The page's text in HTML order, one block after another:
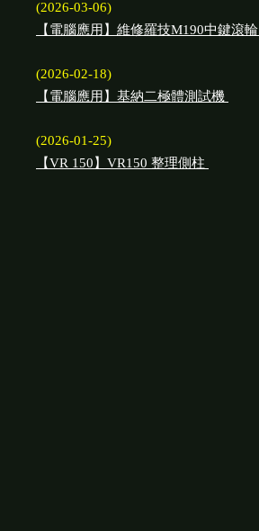
(2026-03-06)
【電腦應用】維修羅技M190中鍵滾輪
(2026-02-18)
【電腦應用】基納二極體測試機
(2026-01-25)
【VR 150】VR150 整理側柱